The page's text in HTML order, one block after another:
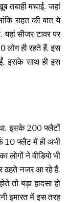
तबाही मचाई. जहां
राहत की बात ये
यहां सीजर टावर पर
लोग ही रहते हैं. इस
इसके साथ ही इस
था. इसके 200 फ्लैटों
10 फ्लैट में ही अभी
लोगों ने वीडियो भी
ढहते नजर आ रहे हैं.
तो बड़ा हादसा हो
इमारत में इस तरह